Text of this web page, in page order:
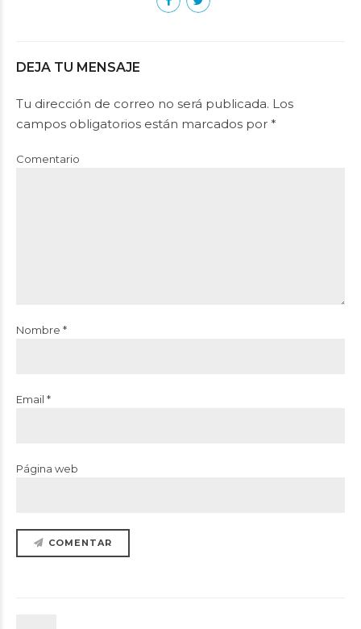
DEJA TU MENSAJE
Tu dirección de correo no será publicada. Los
campos obligatorios están marcados por *
Comentario
Nombre *
Email *
Página web
COMENTAR